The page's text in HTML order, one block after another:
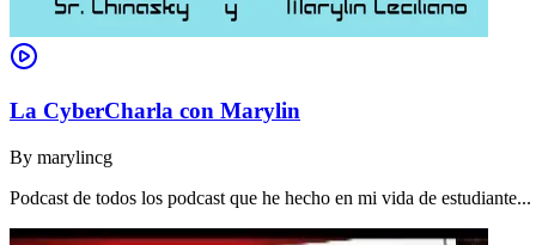
La CyberCharla con Marylin
By marylincg
Podcast de todos los podcast que he hecho en mi vida de